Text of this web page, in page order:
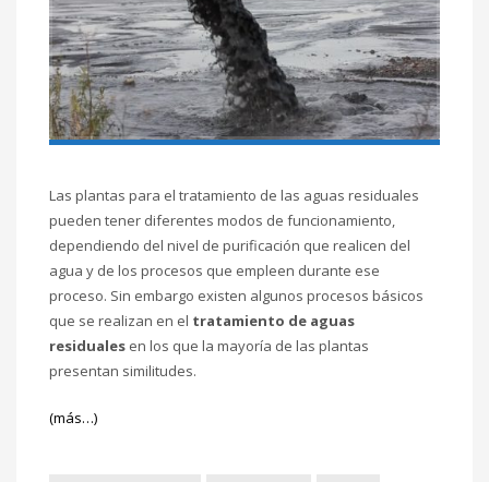
Las plantas para el tratamiento de las aguas residuales
pueden tener diferentes modos de funcionamiento,
dependiendo del nivel de purificación que realicen del
agua y de los procesos que empleen durante ese
proceso. Sin embargo existen algunos procesos básicos
que se realizan en el tratamiento de aguas
residuales en los que la mayoría de las plantas
presentan similitudes.
(más…)